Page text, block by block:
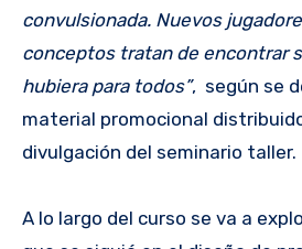
convulsionada. Nuevos
conceptos tratan de encontrar
hubiera para todos”, según se
material promocional
divulgación del seminario taller.
A lo largo del curso se va a